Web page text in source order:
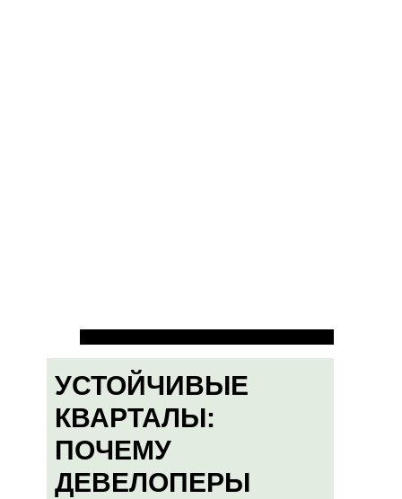
УСТОЙЧИВЫЕ
КВАРТАЛЫ:
ПОЧЕМУ
ДЕВЕЛОПЕРЫ